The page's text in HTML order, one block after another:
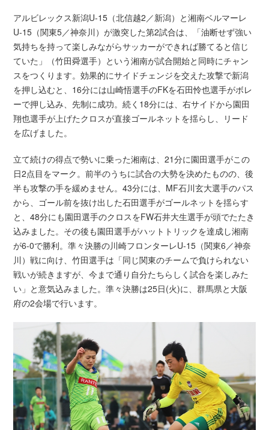
アルビレックス新潟U-15（北信越2／新潟）と湘南ベルマーレ
U-15（関東5／神奈川）が激突した第2試合は、「油断せず強い
気持ちを持って楽しみながらサッカーができれば勝てると信じ
ていた」（竹田舜選手）という湘南が試合開始と同時にチャン
スをつくります。効果的にサイドチェンジを交えた攻撃で新潟
を押し込むと、16分には山崎悟選手のFKを石田怜也選手がボレ
ーで押し込み、先制に成功。続く18分には、右サイドから園田
翔也選手が上げたクロスが直接ゴールネットを揺らし、リード
を広げました。
立て続けの得点で勢いに乗った湘南は、21分に園田選手がこの
日2点目をマーク。前半のうちに試合の大勢を決めたものの、後
半も攻撃の手を緩めません。43分には、MF石川玄大選手のパス
から、ゴール前を抜け出した石田選手がゴールネットを揺らす
と、48分にも園田選手のクロスをFW石井大生選手が頭でたたき
込みました。その後も園田選手がハットトリックを達成し湘南
が6-0で勝利。準々決勝の川崎フロンターレU-15（関東6／神奈
川）戦に向け、竹田選手は「同じ関東のチームで負けられない
戦いが続きますが、今まで通り自分たちらしく試合を楽しみた
い」と意気込みました。準々決勝は25日(火)に、群馬県と大阪
府の2会場で行います。